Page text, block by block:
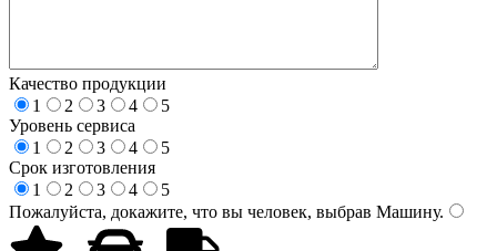
Качество продукции
1
2 3 4
5
Уровень сервиса
1
2 3 4
5
Срок изготовления
1
2 3 4
5
Пожалуйста, докажите, что вы человек, выбрав Машину.